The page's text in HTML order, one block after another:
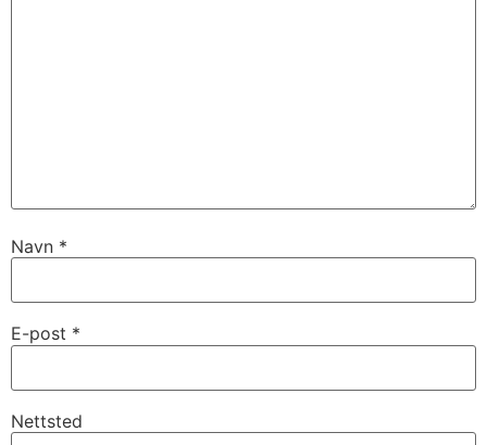
Navn *
E-post *
Nettsted